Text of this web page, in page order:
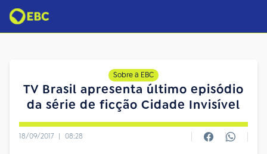
Sobre a EBC
TV Brasil apresenta último episódio
da série de ficção Cidade Invisível
18/09/2017 | 08:28